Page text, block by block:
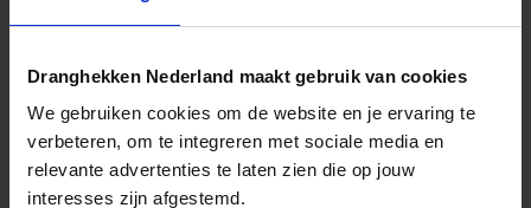
Dranghekken Nederland maakt gebruik van cookies
We gebruiken cookies om de website en je ervaring te
verbeteren, om te integreren met sociale media en
relevante advertenties te laten zien die op jouw
interesses zijn afgestemd.
Verhoogde veiligheid
Specificaties Dranghek Doorgang | Rood | met deur